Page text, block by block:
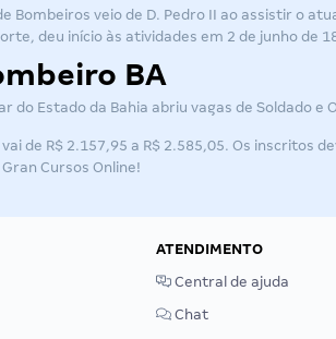
Bombeiros veio de D. Pedro II ao assistir o
deu início às atividades em 2 de junho de
BA
do Estado da Bahia abriu vagas de Soldado e
de R$ 2.157,95 a R$ 2.585,05. Os inscritos
Cursos Online!
ATENDIMENTO
Central de ajuda
Chat